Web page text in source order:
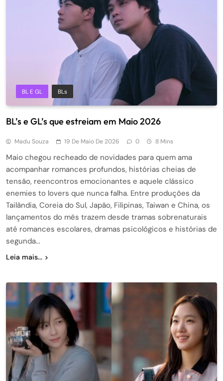
BL E GL BLs
BL’s e GL’s que estreiam em Maio 2026
Madu Souza 19 De Maio De 2026 0 8 Mins
Maio chegou recheado de novidades para quem ama
acompanhar romances profundos, histórias cheias de
tensão, reencontros emocionantes e aquele clássico
enemies to lovers que nunca falha. Entre produções da
Tailândia, Coreia do Sul, Japão, Filipinas, Taiwan e China, os
lançamentos do mês trazem desde tramas sobrenaturais
até romances escolares, dramas psicológicos e histórias de
segunda…
Leia mais...